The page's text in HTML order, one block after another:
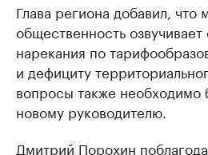
Глава региона добавил, что
общественность
нарекания по
и дефициту
вопросы также необходимо
новому руководителю.
Дмитрий Порохин